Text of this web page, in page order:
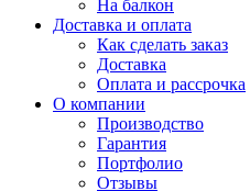
На балкон
Доставка и оплата
Как сделать заказ
Доставка
Оплата и рассрочка
О компании
Производство
Гарантия
Портфолио
Отзывы